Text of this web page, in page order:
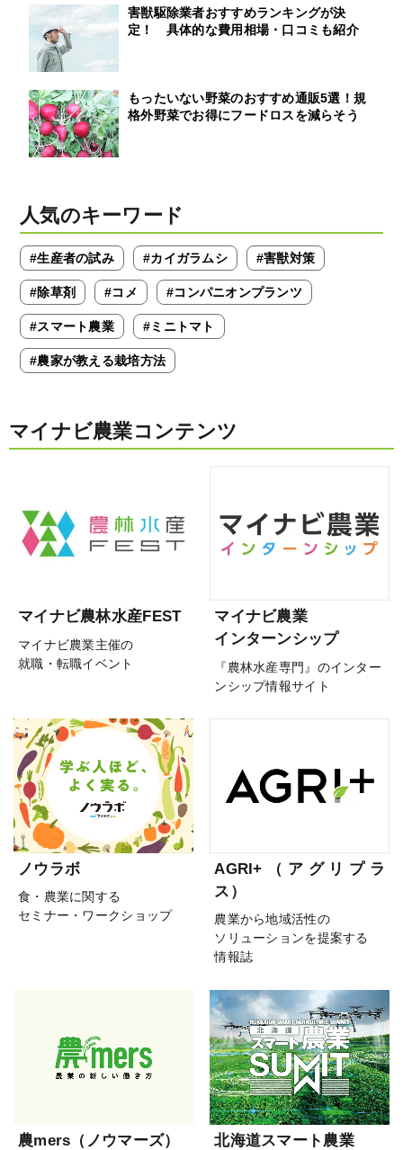
害獣駆除業者おすすめランキングが決
定！ 具体的な費用相場・口コミも紹介
もったいない野菜のおすすめ通販5選！規
格外野菜でお得にフードロスを減らそう
人気のキーワード
#生産者の試み #カイガラムシ #害獣対策
#除草剤 #コメ #コンパニオンプランツ
#スマート農業 #ミニトマト
#農家が教える栽培方法
マイナビ農業コンテンツ
マイナビ農林水産FEST
マイナビ農業主催の
就職・転職イベント
マイナビ農業
インターンシップ
『農林水産専門』のインター
ンシップ情報サイト
ノウラボ
食・農業に関する
セミナー・ワークショップ
AGRI+（アグリプラ
ス）
農業から地域活性の
ソリューションを提案する
情報誌
農mers（ノウマーズ）
北海道スマート農業